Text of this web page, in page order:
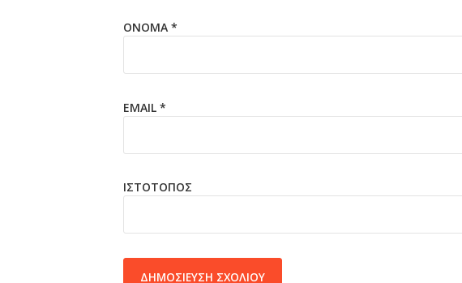
ΌΝΟΜΑ *
EMAIL *
ΙΣΤΌΤΟΠΟΣ